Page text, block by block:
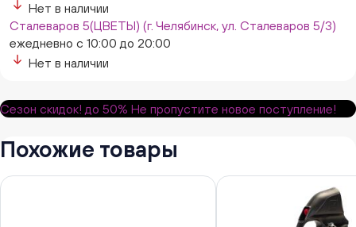
Нет в наличии
Сталеваров 5(ЦВЕТЫ) (г. Челябинск, ул. Сталеваров 5/3)
ежедневно с 10:00 до 20:00
Нет в наличии
Сезон скидок! до 50% Не пропустите новое поступление!
Похожие товары